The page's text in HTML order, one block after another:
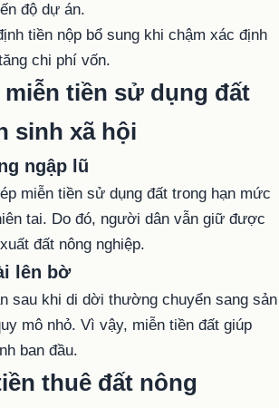
độ dự án.
tiền nộp bổ sung khi chậm xác định
chi phí vốn.
miễn tiền sử dụng đất
sinh xã hội
ngập lũ
miễn tiền sử dụng đất trong hạn mức
tai. Do đó, người dân vẫn giữ được
đất nông nghiệp.
lên bờ
sau khi di dời thường chuyển sang sản
mô nhỏ. Vì vậy, miễn tiền đất giúp
ban đầu.
thuê đất nông